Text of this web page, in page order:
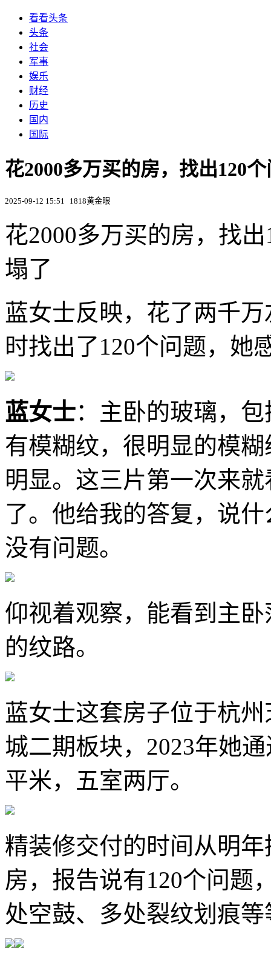
看看头条
头条
社会
军事
娱乐
财经
历史
国内
国际
花2000多万买的房，找出120
2025-09-12 15:51 1818黄金眼
花2000多万买的房，找
塌了
蓝女士反映，花了两千
时找出了120个问题，她
蓝女士：主卧的玻璃，
有模糊纹，很明显的模
明显。这三片第一次来
了。他给我的答复，说
没有问题。
仰视着观察，能看到主
的纹路。
蓝女士这套房子位于杭
城二期板块，2023年她
平米，五室两厅。
精装修交付的时间从明
房，报告说有120个问题
处空鼓、多处裂纹划痕等